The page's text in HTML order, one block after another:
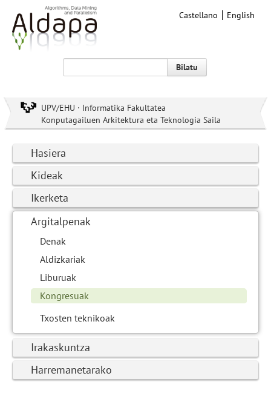
Castellano English
Bilatu
UPV/EHU · Informatika Fakultatea
Konputagailuen Arkitektura eta Teknologia Saila
Hasiera
Kideak
Ikerketa
Argitalpenak
Denak
Aldizkariak
Liburuak
Kongresuak
Txosten teknikoak
Irakaskuntza
Harremanetarako